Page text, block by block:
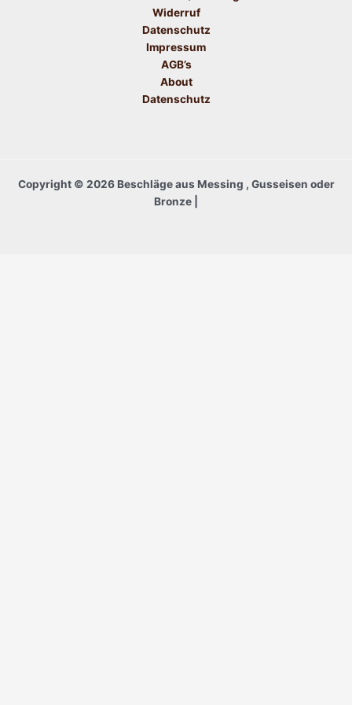
Widerruf
Datenschutz
Impressum
AGB’s
About
Datenschutz
Copyright © 2026 Beschläge aus Messing , Gusseisen oder
Bronze |